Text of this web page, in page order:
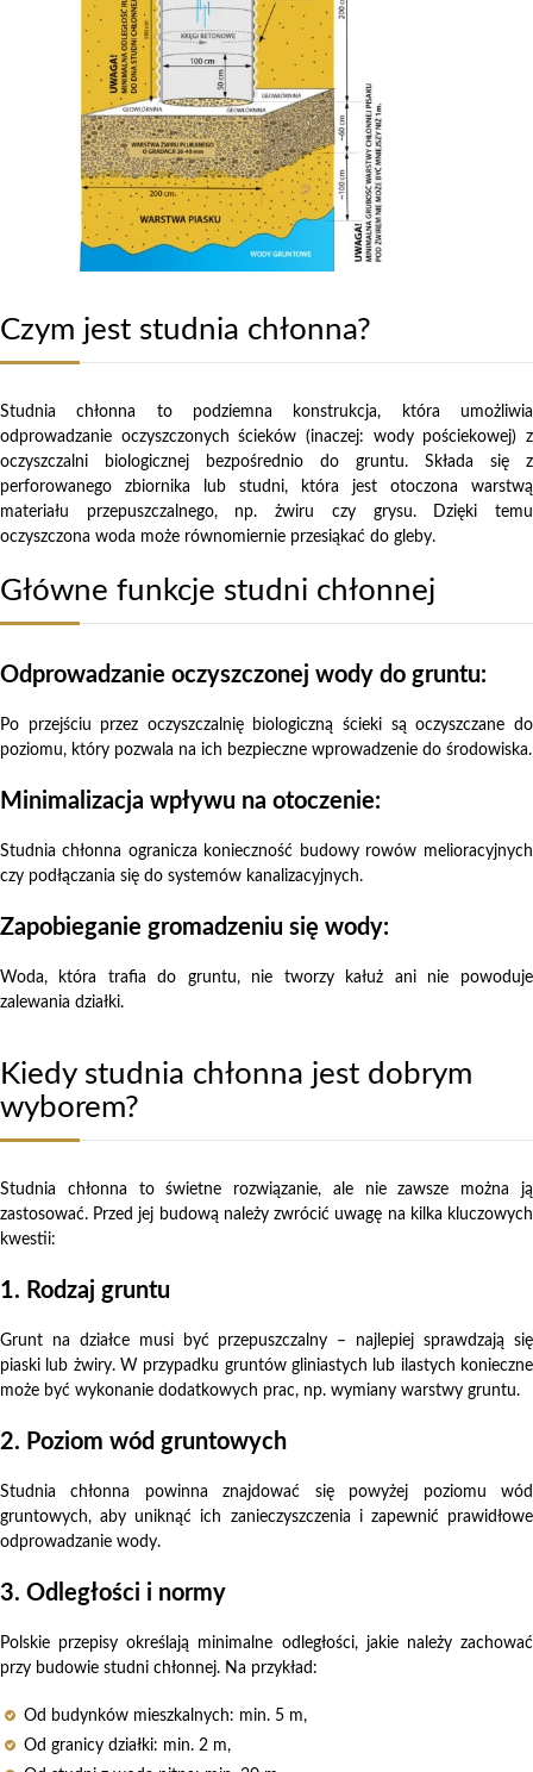
Czym jest studnia chłonna?
Studnia chłonna to podziemna konstrukcja, która umożliwia
odprowadzanie oczyszczonych ścieków (inaczej: wody pościekowej) z
oczyszczalni biologicznej bezpośrednio do gruntu. Składa się z
perforowanego zbiornika lub studni, która jest otoczona warstwą
materiału przepuszczalnego, np. żwiru czy grysu. Dzięki temu
oczyszczona woda może równomiernie przesiąkać do gleby.
Główne funkcje studni chłonnej
Odprowadzanie oczyszczonej wody do gruntu:
Po przejściu przez oczyszczalnię biologiczną ścieki są oczyszczane do
poziomu, który pozwala na ich bezpieczne wprowadzenie do środowiska.
Minimalizacja wpływu na otoczenie:
Studnia chłonna ogranicza konieczność budowy rowów melioracyjnych
czy podłączania się do systemów kanalizacyjnych.
Zapobieganie gromadzeniu się wody:
Woda, która trafia do gruntu, nie tworzy kałuż ani nie powoduje
zalewania działki.
Kiedy studnia chłonna jest dobrym
wyborem?
Studnia chłonna to świetne rozwiązanie, ale nie zawsze można ją
zastosować. Przed jej budową należy zwrócić uwagę na kilka kluczowych
kwestii:
1. Rodzaj gruntu
Grunt na działce musi być przepuszczalny – najlepiej sprawdzają się
piaski lub żwiry. W przypadku gruntów gliniastych lub ilastych konieczne
może być wykonanie dodatkowych prac, np. wymiany warstwy gruntu.
2. Poziom wód gruntowych
Studnia chłonna powinna znajdować się powyżej poziomu wód
gruntowych, aby uniknąć ich zanieczyszczenia i zapewnić prawidłowe
odprowadzanie wody.
3. Odległości i normy
Polskie przepisy określają minimalne odległości, jakie należy zachować
przy budowie studni chłonnej. Na przykład:
Od budynków mieszkalnych: min. 5 m,
Od granicy działki: min. 2 m,